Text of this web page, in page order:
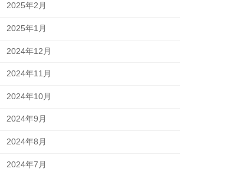
2025年2月
2025年1月
2024年12月
2024年11月
2024年10月
2024年9月
2024年8月
2024年7月